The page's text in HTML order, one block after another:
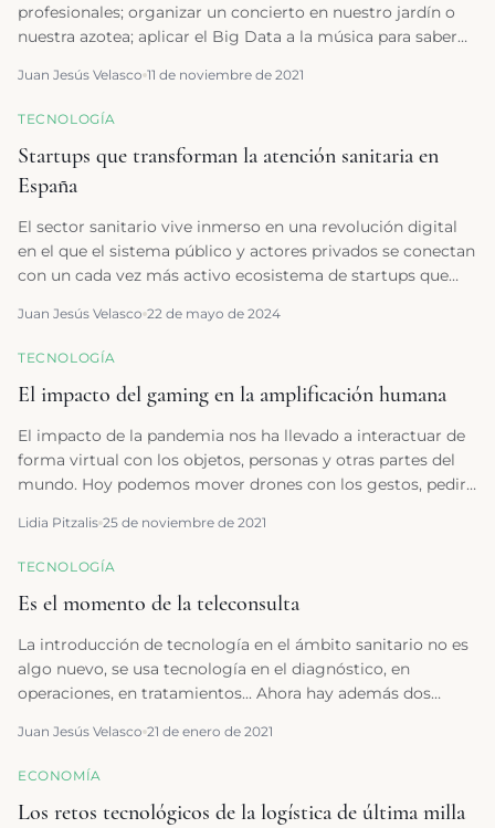
profesionales; organizar un concierto en nuestro jardín o
nuestra azotea; aplicar el Big Data a la música para saber
Metaverso.
Juan Jesús Velasco 11 de noviembre de 2021
TECNOLOGÍA
Startups que transforman la atención sanitaria en
España
El sector sanitario vive inmerso en una revolución digital
en el que el sistema público y actores privados se conectan
con un cada vez más activo ecosistema de startups que
tanto al sistema sanitario como a los propios pacientes.
Juan Jesús Velasco 22 de mayo de 2024
TECNOLOGÍA
El impacto del gaming en la amplificación humana
El impacto de la pandemia nos ha llevado a interactuar de
forma virtual con los objetos, personas y otras partes del
mundo. Hoy podemos mover drones con los gestos, pedir
cuentan con los “superpoderes” de la realidad mixta, para
acceder al punto exacto de la intervención.
Lidia Pitzalis 25 de noviembre de 2021
TECNOLOGÍA
Es el momento de la teleconsulta
La introducción de tecnología en el ámbito sanitario no es
algo nuevo, se usa tecnología en el diagnóstico, en
operaciones, en tratamientos... Ahora hay además dos
donde sigue sin estar del todo presente: la atención en
consulta, y la monitorización y seguimiento a distancia.
Juan Jesús Velasco 21 de enero de 2021
ECONOMÍA
Los retos tecnológicos de la logística de última milla